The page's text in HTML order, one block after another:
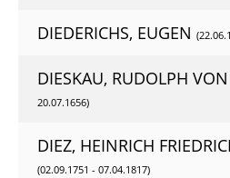
DIEDERICHS, EUGEN
DIESKAU, RUDOLPH VON
20.07.1656)
DIEZ, HEINRICH
(02.09.1751 - 07.04.1817)